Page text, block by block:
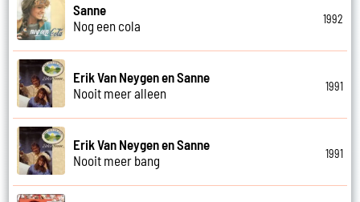
Sanne
Nog een cola
1992
Erik Van Neygen en Sanne
Nooit meer alleen
1991
Erik Van Neygen en Sanne
Nooit meer bang
1991